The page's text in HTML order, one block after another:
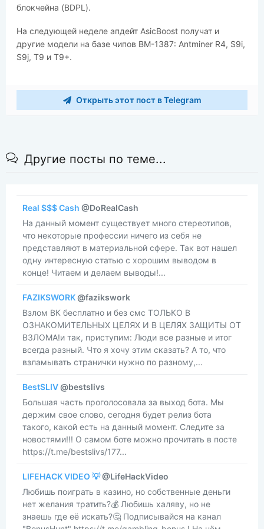
блокчейна (BDPL).
На следующей неделе апдейт AsicBoost получат и
другие модели на базе чипов BM-1387: Antminer R4, S9i,
S9j, T9 и T9+.
Открыть этот пост в Telegram
Другие посты по теме...
Real $$$ Cash @DoRealCash
На данный момент существует много стереотипов,
что некоторые профессии ничего из себя не
представляют в материальной сфере. Так вот нашел
одну интересную статью с хорошим выводом в
конце! Читаем и делаем выводы!...
FAZIKSWORK@fazikswork
Взлом ВК бесплатно и без смс ТОЛЬКО В
ОЗНАКОМИТЕЛЬНЫХ ЦЕЛЯХ И В ЦЕЛЯХ ЗАЩИТЫ ОТ
ВЗЛОМА!и так, приступим: Люди все разные и итог
всегда разный. Что я хочу этим сказать? А то, что
взламывать странички нужно по разному,...
BestSLIV@bestslivs
​​Большая часть проголосовала за выход бота. Мы
держим свое слово, сегодня будет релиз бота
такого, какой есть на данный момент. Следите за
новостями!!! О самом боте можно прочитать в посте
https://t.me/bestslivs/177...
LIFEHACK VIDEO 💡@LifeHackVideo
​​Любишь поиграть в казино, но собственные деньги
нет желания тратить?💰 Любишь халяву, но не
знаешь где её искать?🤔 Подписывайся на канал